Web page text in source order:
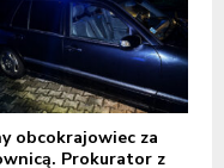
obcokrajowiec za
Prokurator z